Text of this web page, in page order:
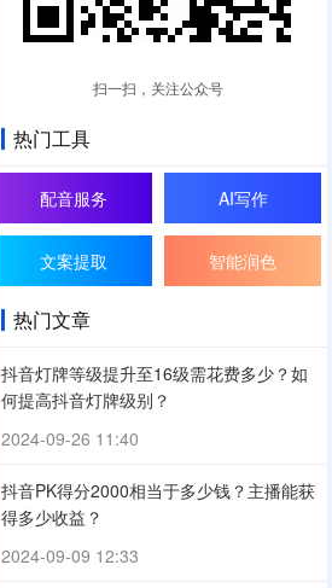
扫一扫，关注公众号
热门工具
配音服务 AI写作
文案提取 智能润色
热门文章
抖音灯牌等级提升至16级需花费多少？如
何提高抖音灯牌级别？
2024-09-26 11:40
抖音PK得分2000相当于多少钱？主播能获
得多少收益？
2024-09-09 12:33